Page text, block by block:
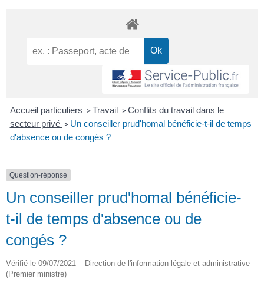
Accueil particuliers > Travail > Conflits du travail dans le
secteur privé > Un conseiller prud'homal bénéficie-t-il de temps
d'absence ou de congés ?
Question-réponse
Un conseiller prud'homal bénéficie-
t-il de temps d'absence ou de
congés ?
Vérifié le 09/07/2021 – Direction de l'information légale et administrative
(Premier ministre)